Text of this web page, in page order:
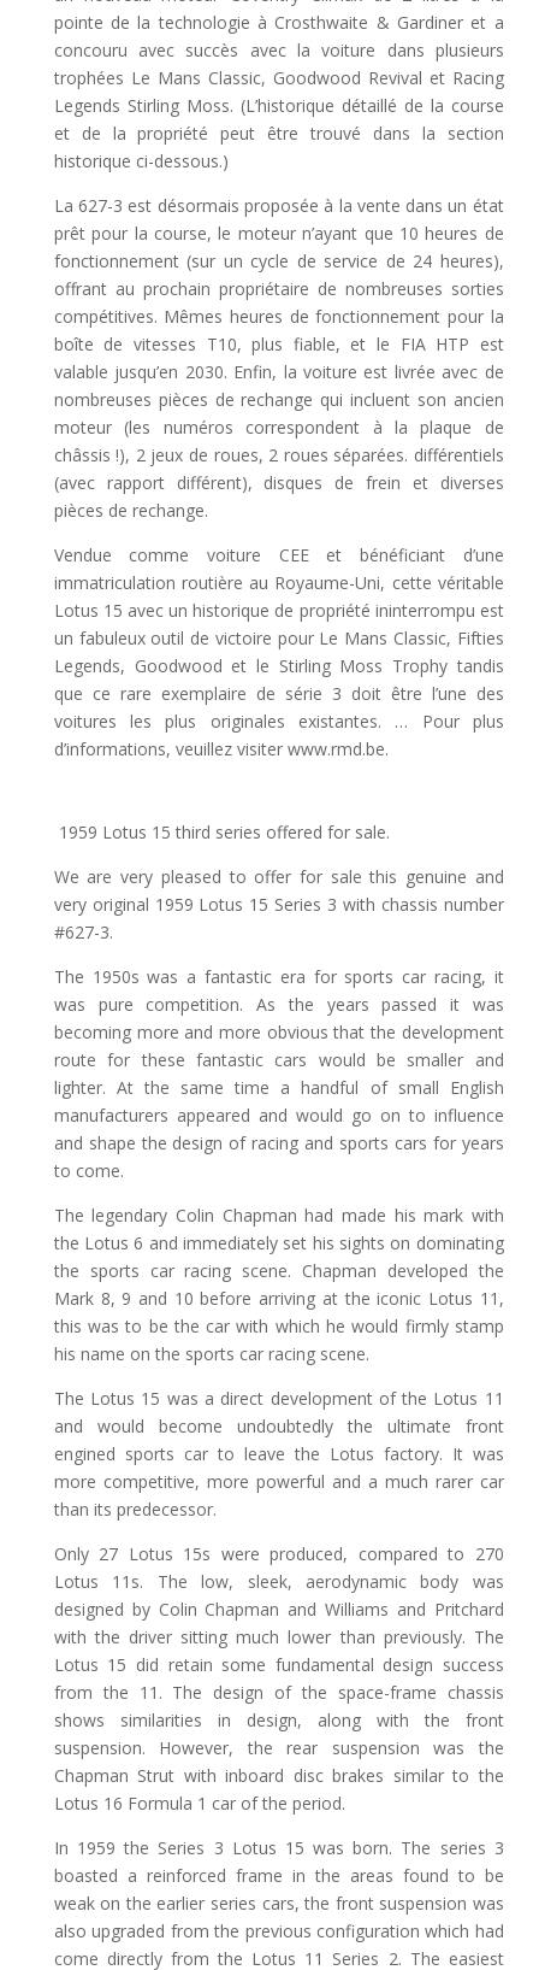
pointe de la technologie à Crosthwaite & Gardiner et a
concouru avec succès avec la voiture dans plusieurs
trophées Le Mans Classic, Goodwood Revival et Racing
Legends Stirling Moss. (L’historique détaillé de la course
et de la propriété peut être trouvé dans la section
historique ci-dessous.)
La 627-3 est désormais proposée à la vente dans un état
prêt pour la course, le moteur n’ayant que 10 heures de
fonctionnement (sur un cycle de service de 24 heures),
offrant au prochain propriétaire de nombreuses sorties
compétitives. Mêmes heures de fonctionnement pour la
boîte de vitesses T10, plus fiable, et le FIA HTP est
valable jusqu’en 2030. Enfin, la voiture est livrée avec de
nombreuses pièces de rechange qui incluent son ancien
moteur (les numéros correspondent à la plaque de
châssis !), 2 jeux de roues, 2 roues séparées. différentiels
(avec rapport différent), disques de frein et diverses
pièces de rechange.
Vendue comme voiture CEE et bénéficiant d’une
immatriculation routière au Royaume-Uni, cette véritable
Lotus 15 avec un historique de propriété ininterrompu est
un fabuleux outil de victoire pour Le Mans Classic, Fifties
Legends, Goodwood et le Stirling Moss Trophy tandis
que ce rare exemplaire de série 3 doit être l’une des
voitures les plus originales existantes. … Pour plus
d’informations, veuillez visiter www.rmd.be.
1959 Lotus 15 third series offered for sale.
We are very pleased to offer for sale this genuine and
very original 1959 Lotus 15 Series 3 with chassis number
#627-3.
The 1950s was a fantastic era for sports car racing, it
was pure competition. As the years passed it was
becoming more and more obvious that the development
route for these fantastic cars would be smaller and
lighter. At the same time a handful of small English
manufacturers appeared and would go on to influence
and shape the design of racing and sports cars for years
to come.
The legendary Colin Chapman had made his mark with
the Lotus 6 and immediately set his sights on dominating
the sports car racing scene. Chapman developed the
Mark 8, 9 and 10 before arriving at the iconic Lotus 11,
this was to be the car with which he would firmly stamp
his name on the sports car racing scene.
The Lotus 15 was a direct development of the Lotus 11
and would become undoubtedly the ultimate front
engined sports car to leave the Lotus factory. It was
more competitive, more powerful and a much rarer car
than its predecessor.
Only 27 Lotus 15s were produced, compared to 270
Lotus 11s. The low, sleek, aerodynamic body was
designed by Colin Chapman and Williams and Pritchard
with the driver sitting much lower than previously. The
Lotus 15 did retain some fundamental design success
from the 11. The design of the space-frame chassis
shows similarities in design, along with the front
suspension. However, the rear suspension was the
Chapman Strut with inboard disc brakes similar to the
Lotus 16 Formula 1 car of the period.
In 1959 the Series 3 Lotus 15 was born. The series 3
boasted a reinforced frame in the areas found to be
weak on the earlier series cars, the front suspension was
also upgraded from the previous configuration which had
come directly from the Lotus 11 Series 2. The easiest